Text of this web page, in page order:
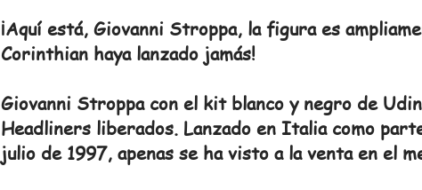
¡Aquí está, Giovanni Stroppa, la figura es
Corinthian haya lanzado jamás!
Giovanni Stroppa con el kit blanco y negro de
Headliners liberados. Lanzado en Italia como
julio de 1997, apenas se ha visto a la venta en el